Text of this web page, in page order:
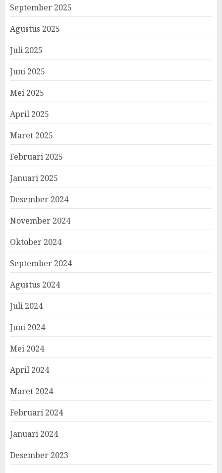
September 2025
Agustus 2025
Juli 2025
Juni 2025
Mei 2025
April 2025
Maret 2025
Februari 2025
Januari 2025
Desember 2024
November 2024
Oktober 2024
September 2024
Agustus 2024
Juli 2024
Juni 2024
Mei 2024
April 2024
Maret 2024
Februari 2024
Januari 2024
Desember 2023